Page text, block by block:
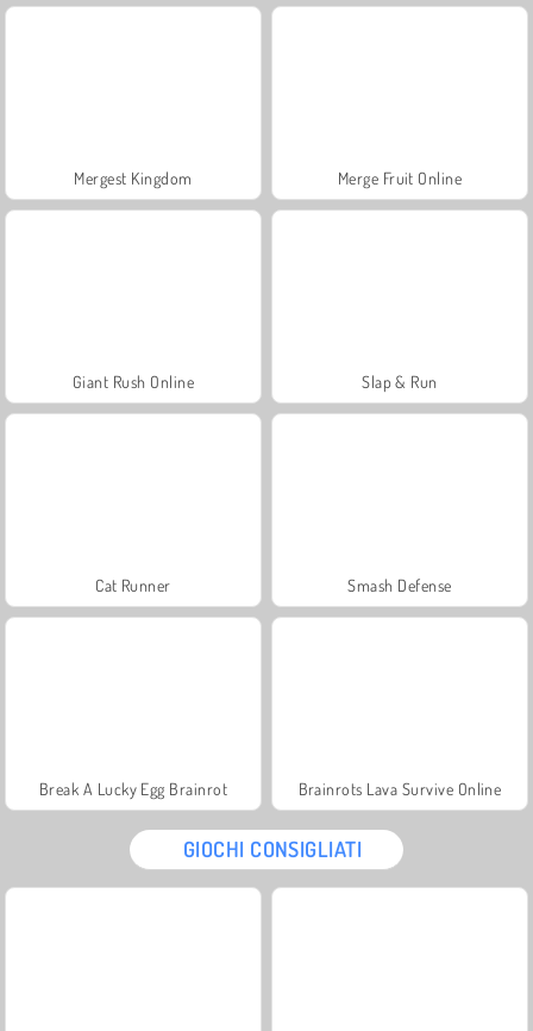
Mergest Kingdom Merge Fruit Online
Giant Rush Online Slap & Run
Cat Runner Smash Defense
Break A Lucky Egg Brainrot Brainrots Lava Survive Online
GIOCHI CONSIGLIATI